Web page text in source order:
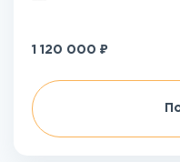
1 120 000 ₽